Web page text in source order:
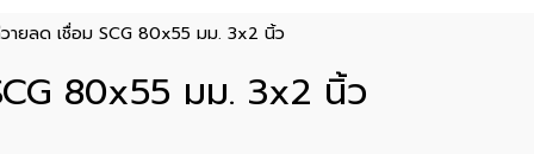
ายลด เชื่อม SCG 80x55 มม. 3x2 นิ้ว
80x55 มม. 3x2 นิ้ว